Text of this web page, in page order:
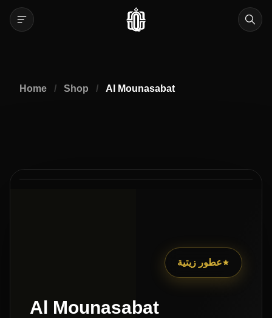
Home / Shop / Al Mounasabat
عطور زيتية
Al Mounasabat